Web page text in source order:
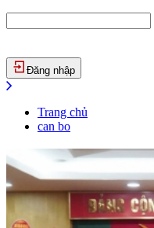
Đăng nhập
Trang chủ
can bo